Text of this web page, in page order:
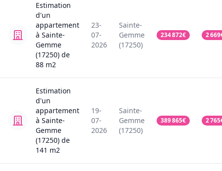
Estimation
d'un
appartement
à Sainte-
Gemme
(17250) de
88 m2
23-
07-
2026
Sainte-
Gemme
(17250)
234 872€ 2 669
Estimation
d'un
appartement
à Sainte-
Gemme
(17250) de
141 m2
19-
07-
2026
Sainte-
Gemme
(17250)
389 865€ 2 765